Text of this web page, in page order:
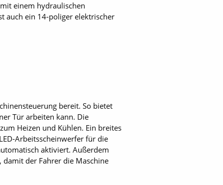
einem hydraulischen
auch ein 14-poliger elektrischer
bereit. So bietet
Tür arbeiten kann. Die
Heizen und Kühlen. Ein breites
Arbeitsscheinwerfer für die
aktiviert. Außerdem
damit der Fahrer die Maschine